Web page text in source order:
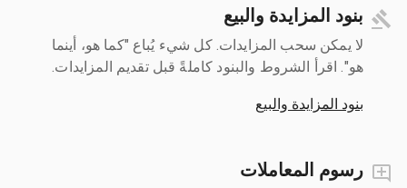
بنود المزايدة والبيع
لا يمكن سحب المزايدات. كل شيء يُباع "كما هو، أينما
هو". اقرأ الشروط والبنود كاملةً قبل تقديم المزايدات.
بنود المزايدة والبيع
رسوم المعاملات